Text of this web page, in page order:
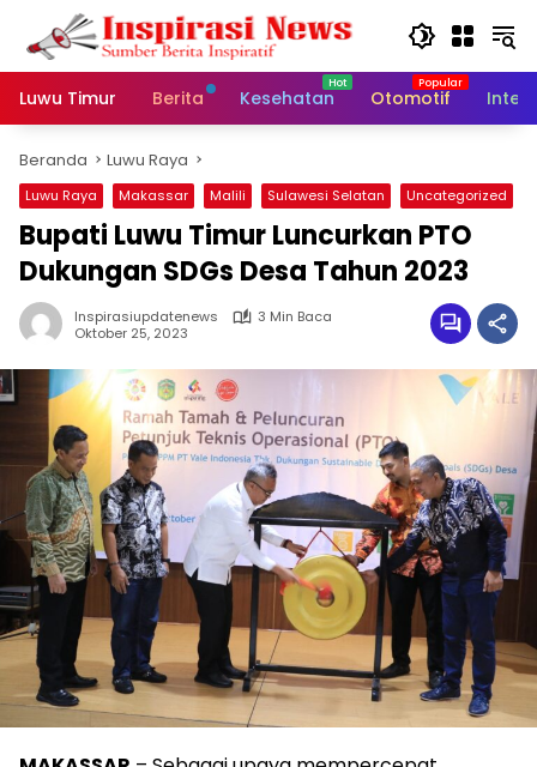
Langsung
konten
Luwu Timur
Berita Kesehatan Otomotif
Beranda Luwu Raya
Luwu Raya Makassar Malili Sulawesi Selatan Uncategorized
Bupati Luwu Timur Luncurkan PTO
Dukungan SDGs Desa Tahun 2023
Inspirasiupdatenews
3 Min Baca
Oktober 25, 2023